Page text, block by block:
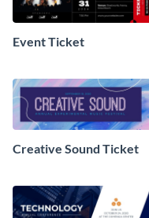
Event Ticket
Creative Sound Ticket